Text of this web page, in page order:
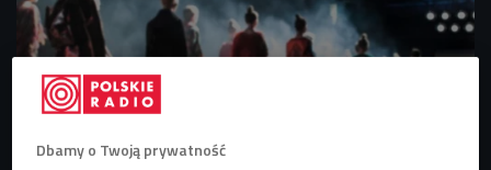
Dbamy o Twoją prywatność